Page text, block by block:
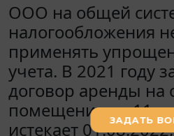
ООО на общей
налогообложения
применять
учета. В 2021 году
договор аренды на
помещение на 11
истекает